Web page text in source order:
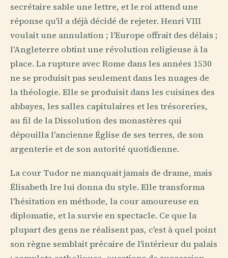
secrétaire sable une lettre, et le roi attend une
réponse qu'il a déjà décidé de rejeter. Henri VIII
voulait une annulation ; l'Europe offrait des délais ;
l'Angleterre obtint une révolution religieuse à la
place. La rupture avec Rome dans les années 1530
ne se produisit pas seulement dans les nuages de
la théologie. Elle se produisit dans les cuisines des
abbayes, les salles capitulaires et les trésoreries,
au fil de la Dissolution des monastères qui
dépouilla l'ancienne Église de ses terres, de son
argenterie et de son autorité quotidienne.
La cour Tudor ne manquait jamais de drame, mais
Élisabeth Ire lui donna du style. Elle transforma
l'hésitation en méthode, la cour amoureuse en
diplomatie, et la survie en spectacle. Ce que la
plupart des gens ne réalisent pas, c'est à quel point
son règne semblait précaire de l'intérieur du palais